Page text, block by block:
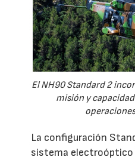
El NH90 Standard 2
misión y
La configuración
sistema electroóptico